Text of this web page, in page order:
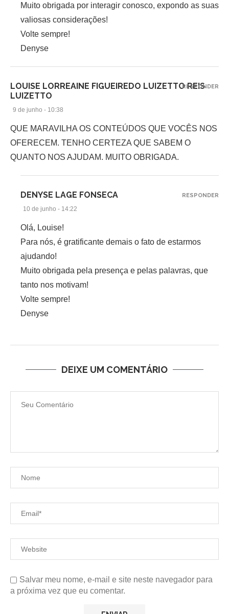
Muito obrigada por interagir conosco, expondo as suas
valiosas considerações!
Volte sempre!
Denyse
LOUISE LORREAINE FIGUEIREDO LUIZETTO REIS
LUIZETTO
9 de junho - 10:38
QUE MARAVILHA OS CONTEÚDOS QUE VOCÊS NOS
OFERECEM. TENHO CERTEZA QUE SABEM O
QUANTO NOS AJUDAM. MUITO OBRIGADA.
RESPONDER
DENYSE LAGE FONSECA
10 de junho - 14:22
Olá, Louise!
Para nós, é gratificante demais o fato de estarmos
ajudando!
Muito obrigada pela presença e pelas palavras, que
tanto nos motivam!
Volte sempre!
Denyse
RESPONDER
DEIXE UM COMENTÁRIO
Salvar meu nome, e-mail e site neste navegador para
a próxima vez que eu comentar.